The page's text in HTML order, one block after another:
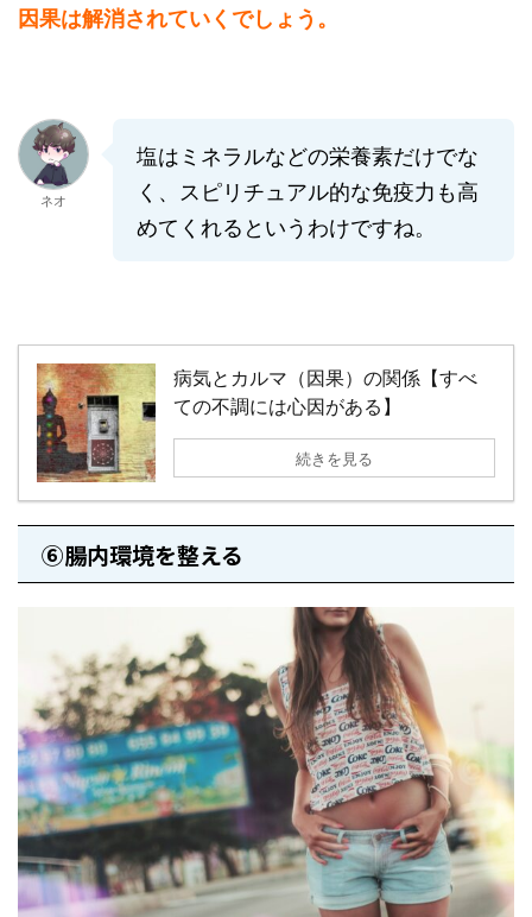
因果は解消されていくでしょう。
ネオ
塩はミネラルなどの栄養素だけでな
く、スピリチュアル的な免疫力も高
めてくれるというわけですね。
病気とカルマ（因果）の関係【すべ
ての不調には心因がある】
続きを見る
⑥腸内環境を整える